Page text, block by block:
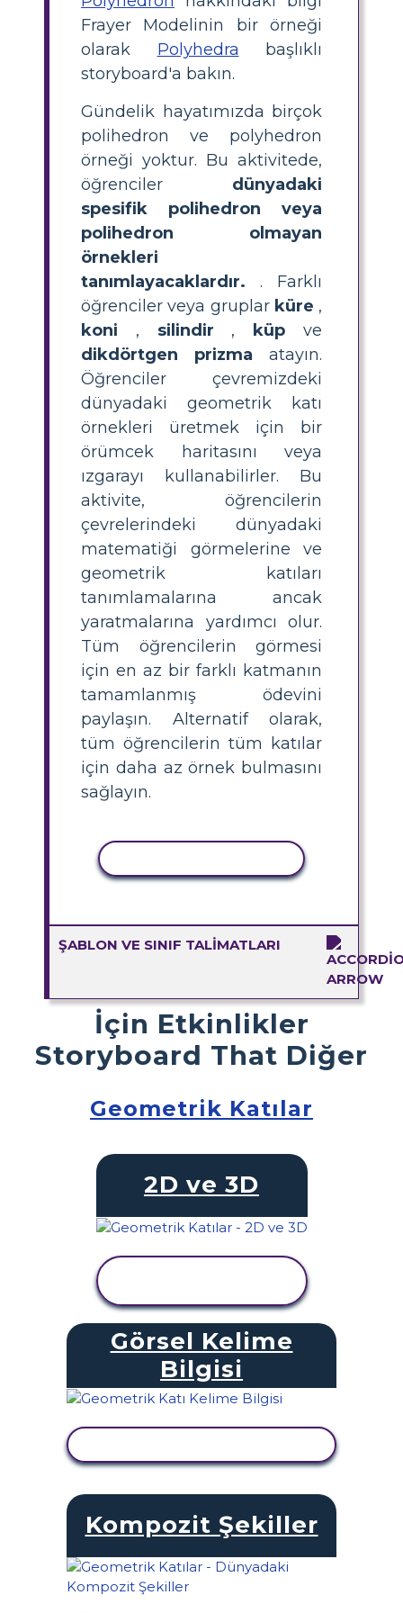
Frayer Modelinin bir örneği
olarak Polyhedra başlıklı
storyboard'a bakın.
Gündelik hayatımızda birçok
polihedron ve polyhedron
örneği yoktur. Bu aktivitede,
öğrenciler dünyadaki
spesifik polihedron veya
polihedron olmayan
örnekleri
tanımlayacaklardır. . Farklı
öğrenciler veya gruplar küre ,
koni , silindir , küp ve
dikdörtgen prizma atayın.
Öğrenciler çevremizdeki
dünyadaki geometrik katı
örnekleri üretmek için bir
örümcek haritasını veya
ızgarayı kullanabilirler. Bu
aktivite, öğrencilerin
çevrelerindeki dünyadaki
matematiği görmelerine ve
geometrik katıları
tanımlamalarına ancak
yaratmalarına yardımcı olur.
Tüm öğrencilerin görmesi
için en az bir farklı katmanın
tamamlanmış ödevini
paylaşın. Alternatif olarak,
tüm öğrencilerin tüm katılar
için daha az örnek bulmasını
sağlayın.
ŞABLON VE SINIF TALIMATLARI
İçin Etkinlikler
Storyboard That Diğer
Geometrik Katılar
2D ve 3D
Görsel Kelime
Bilgisi
Kompozit Şekiller